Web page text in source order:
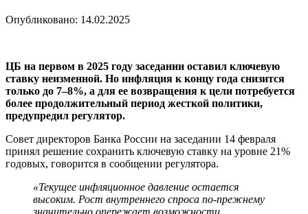
Опубликовано: 14.02.2025
ЦБ на первом в 2025 году заседании оставил ключевую
ставку неизменной. Но инфляция к концу года снизится
только до 7–8%, а для ее возвращения к цели потребуется
более продолжительный период жесткой политики,
предупредил регулятор.
Совет директоров Банка России на заседании 14 февраля
принял решение сохранить ключевую ставку на уровне 21%
годовых, говорится в сообщении регулятора.
«Текущее инфляционное давление остается
высоким. Рост внутреннего спроса по-прежнему
значительно опережает возможности